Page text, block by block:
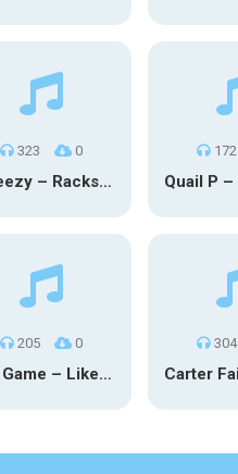
323 0
3Breezy – Racks On You
172
205 0
The Game – Like Father Like Daughter
304